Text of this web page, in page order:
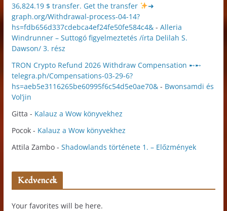
36,824.19 $ transfer. Get the transfer
➜
graph.org/Withdrawal-process-04-14?
hs=fdb656d337cdebca4ef24fe50fe584c4&- Alleria
Windrunner – Suttogó figyelmeztetés /írta Delilah S.
Dawson/ 3. rész
TRON Crypto Refund 2026 Withdraw Compensation ➸➸
telegra.ph/Compensations-03-29-6?
hs=aeb5e3116265be60995f6c54d5e0ae70&- Bwonsamdi és
Vol’jin
Gitta - Kalauz a Wow könyvekhez
Pocok- Kalauz a Wow könyvekhez
Attila Zambo- Shadowlands története 1. – Előzmények
Kedvencek
Your favorites will be here.